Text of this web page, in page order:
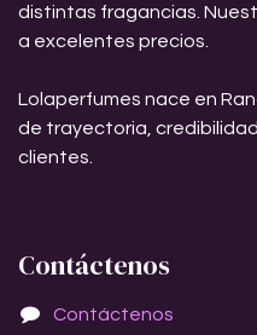
distintas fragancias.
a excelentes precios.
Lolaperfumes nace en
de trayectoria,
clientes.
Contáctenos
Contáctenos